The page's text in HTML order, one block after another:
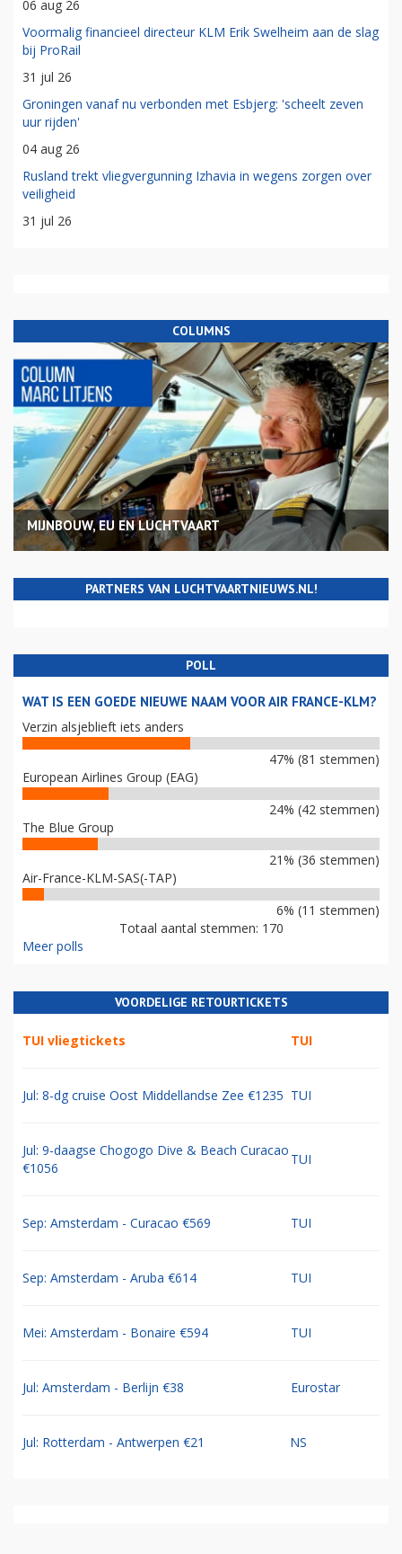
06 aug 26
Voormalig financieel directeur KLM Erik Swelheim aan de slag
bij ProRail
31 jul 26
Groningen vanaf nu verbonden met Esbjerg: 'scheelt zeven
uur rijden'
04 aug 26
Rusland trekt vliegvergunning Izhavia in wegens zorgen over
veiligheid
31 jul 26
COLUMNS
MIJNBOUW, EU EN LUCHTVAART
PARTNERS VAN LUCHTVAARTNIEUWS.NL!
POLL
WAT IS EEN GOEDE NIEUWE NAAM VOOR AIR FRANCE-KLM?
Verzin alsjeblieft iets anders
47% (81 stemmen)
European Airlines Group (EAG)
24% (42 stemmen)
The Blue Group
21% (36 stemmen)
Air-France-KLM-SAS(-TAP)
6% (11 stemmen)
Totaal aantal stemmen: 170
Meer polls
VOORDELIGE RETOURTICKETS
TUI vliegtickets TUI
Jul: 8-dg cruise Oost Middellandse Zee €1235 TUI
Jul: 9-daagse Chogogo Dive & Beach Curacao
€1056
TUI
Sep: Amsterdam - Curacao €569 TUI
Sep: Amsterdam - Aruba €614 TUI
Mei: Amsterdam - Bonaire €594 TUI
Jul: Amsterdam - Berlijn €38 Eurostar
Jul: Rotterdam - Antwerpen €21 NS